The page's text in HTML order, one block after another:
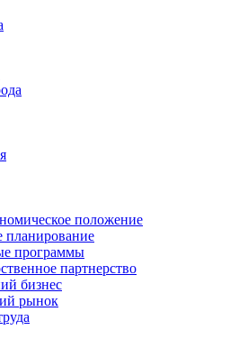
положение
планирование
программы
партнерство
бизнес
рынок